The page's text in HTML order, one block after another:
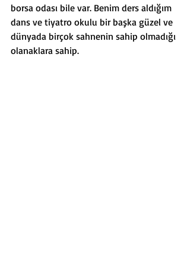
borsa odası bile var. Benim ders aldığım
dans ve tiyatro okulu bir başka güzel ve
dünyada birçok sahnenin sahip olmadığı
olanaklara sahip.